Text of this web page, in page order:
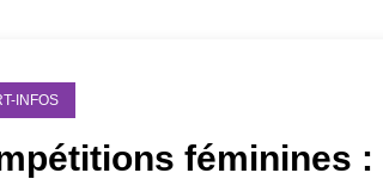
INFOS
féminines :